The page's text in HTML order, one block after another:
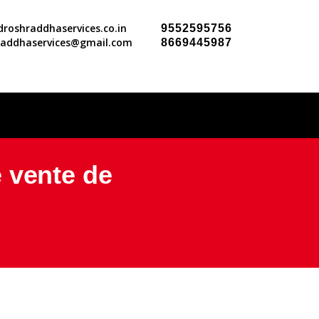
9552595756
8669445987
vente de